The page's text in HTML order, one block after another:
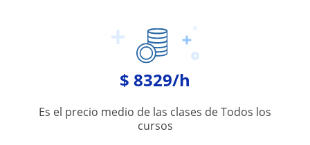
$ 8329/h
Es el precio medio de las clases de Todos los
cursos